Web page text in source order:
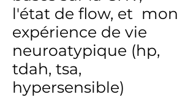
l'état de flow, et mon
expérience de vie
neuroatypique (hp,
tdah, tsa,
hypersensible)